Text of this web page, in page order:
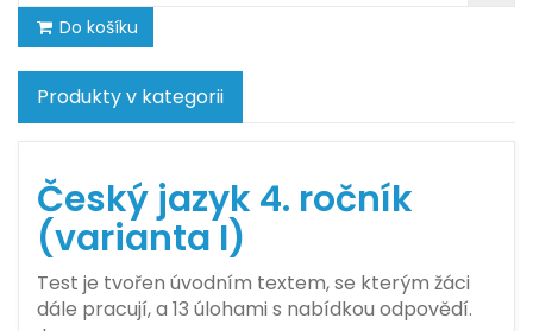
Do košíku
Produkty v kategorii
Český jazyk 4. ročník
(varianta I)
Test je tvořen úvodním textem, se kterým žáci
dále pracují, a 13 úlohami s nabídkou odpovědí.